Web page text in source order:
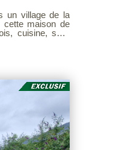
un village de la
cette maison de